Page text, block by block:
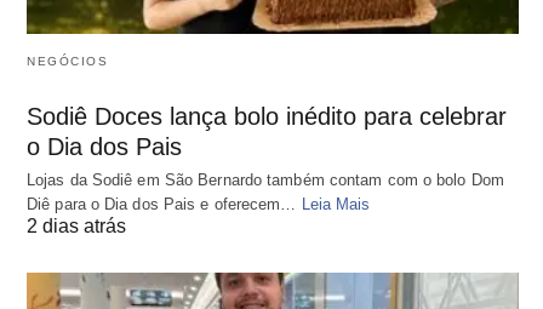
NEGÓCIOS
Sodiê Doces lança bolo inédito para celebrar
o Dia dos Pais
Lojas da Sodiê em São Bernardo também contam com o bolo Dom
Diê para o Dia dos Pais e oferecem… Leia Mais
2 dias atrás